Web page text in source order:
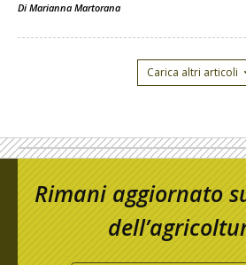
Di Marianna Martorana
Carica altri articoli
Rimani aggiornato